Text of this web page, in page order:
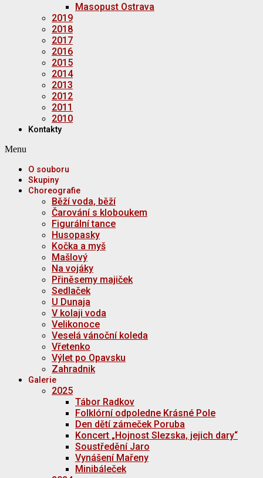
Masopust Ostrava
2019
2018
2017
2016
2015
2014
2013
2012
2011
2010
Kontakty
Menu
O souboru
Skupiny
Choreografie
Běží voda, běží
Čarování s kloboukem
Figurální tance
Husopasky
Kočka a myš
Mašlový
Na vojáky
Přiněsemy majiček
Sedlaček
U Dunaja
V kolaji voda
Velikonoce
Veselá vánoční koleda
Vřetenko
Výlet po Opavsku
Zahradnik
Galerie
2025
Tábor Radkov
Folklórní odpoledne Krásné Pole
Den dětí zámeček Poruba
Koncert „Hojnost Slezska, jejich dary“
Soustředění Jaro
Vynášení Mařeny
Minibáleček